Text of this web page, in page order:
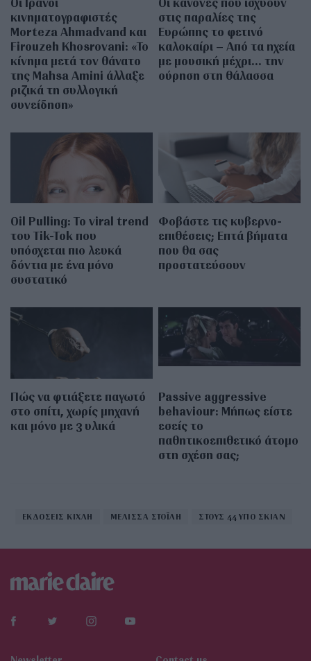
κινηματογραφιστές
Morteza Ahmadvand και
Firouzeh Khosrovani: «Το
κίνημα μετά τον θάνατο
της Mahsa Amini άλλαξε
ριζικά τη συλλογική
συνείδηση»
στις παραλίες της
Ευρώπης το φετινό
καλοκαίρι – Από τα ηχεία
με μουσική μέχρι… την
ούρηση στη θάλασσα
Oil Pulling: To viral trend
του Tik-Tok που
υπόσχεται πιο λευκά
δόντια με ένα μόνο
συστατικό
Φοβάστε τις κυβερνο-
επιθέσεις; Επτά βήματα
που θα σας
προστατεύσουν
Πώς να φτιάξετε παγωτό
στο σπίτι, χωρίς μηχανή
και μόνο με 3 υλικά
Passive aggressive
behaviour: Μήπως είστε
εσείς το
παθητικοεπιθετικό άτομο
στη σχέση σας;
ΕΚΔΟΣΕΙΣ ΚΙΧΛΗ ΜΕΛΙΣΣΑ ΣΤΟΪΛΗ ΣΤΟΥΣ 44 ΥΠΟ ΣΚΙΑΝ